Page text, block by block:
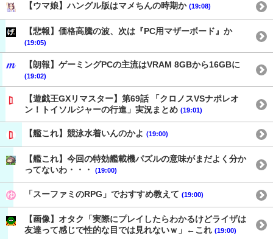
【ウマ娘】ハングル版はマメちんの時期か (19:08)
【悲報】価格高騰の波、次は『PC用マザーボード』か
(19:05)
【朗報】ゲーミングPCの主流はVRAM 8GBから16GBに
(19:02)
【遊戯王GXリマスター】第69話 「クロノスVSナポレオ
ン！トイソルジャーの行進」実況まとめ (19:01)
【艦これ】競泳水着いんのかよ (19:00)
【艦これ】今回の特効艦載機パズルの意味がまだよく分か
ってないわ・・・
(19:00)
「スーファミのRPG」でおすすめ教えて (19:00)
【画像】オタク「実際にプレイしたらわかるけどライザは
友達って感じで性的な目では見れないｗ」←これ (19:00)